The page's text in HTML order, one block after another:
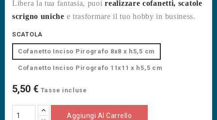
Libera la tua fantasia, puoirealizzare cofanetti, scatole
scrigno uniche e trasformare il tuo hobby in business.
SCATOLA
Cofanetto Inciso Pirografo 8x8 x h5,5 cm
Cofanetto Inciso Pirografo 11x11 x h5,5 cm
5,50 € Tasse incluse
Aggiungi Al Carrello